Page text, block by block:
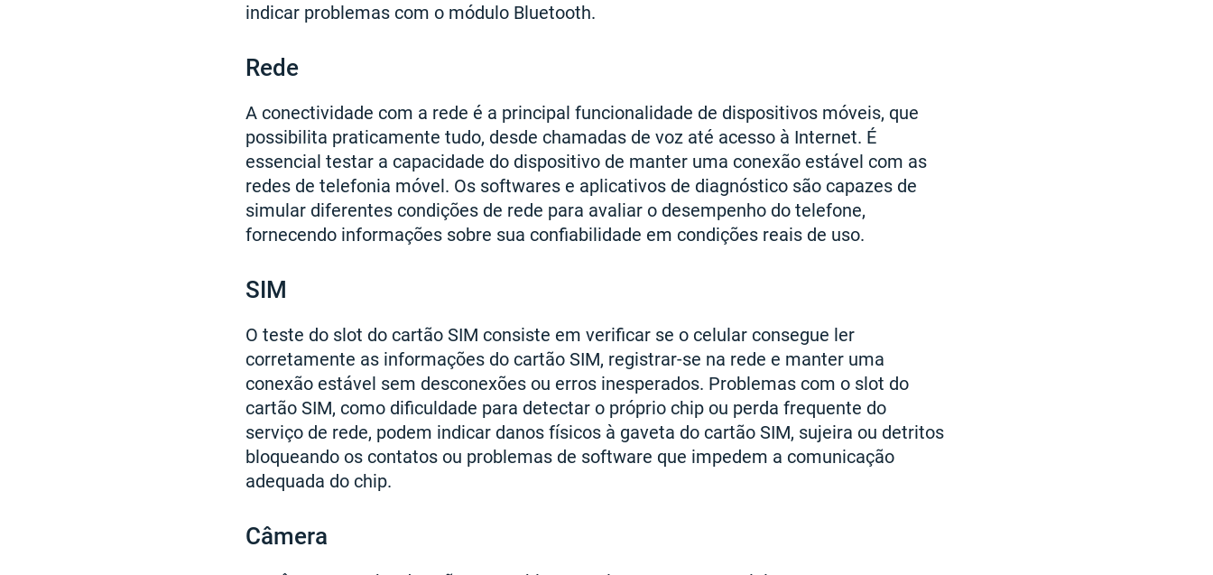
indicar problemas com o módulo Bluetooth.
Rede
A conectividade com a rede é a principal funcionalidade de dispositivos móveis, que
possibilita praticamente tudo, desde chamadas de voz até acesso à Internet. É
essencial testar a capacidade do dispositivo de manter uma conexão estável com as
redes de telefonia móvel. Os softwares e aplicativos de diagnóstico são capazes de
simular diferentes condições de rede para avaliar o desempenho do telefone,
fornecendo informações sobre sua confiabilidade em condições reais de uso.
SIM
O teste do slot do cartão SIM consiste em verificar se o celular consegue ler
corretamente as informações do cartão SIM, registrar-se na rede e manter uma
conexão estável sem desconexões ou erros inesperados. Problemas com o slot do
cartão SIM, como dificuldade para detectar o próprio chip ou perda frequente do
serviço de rede, podem indicar danos físicos à gaveta do cartão SIM, sujeira ou detritos
bloqueando os contatos ou problemas de software que impedem a comunicação
adequada do chip.
Câmera